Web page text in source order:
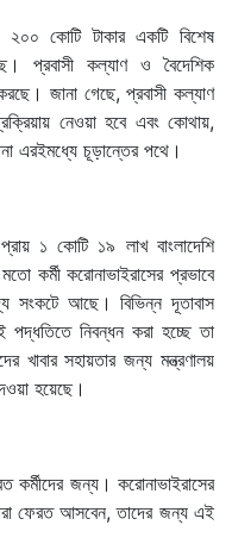
২০০ কোটি টাকার একটি বিশেষ
প্রবাসী কল্যাণ ও বৈদেশিক
জানা গেছে, প্রবাসী কল্যাণ
নেওয়া হবে এবং কোথায়,
এরইমধ্যে চূড়ান্তের পথে।
১ কোটি ১৯ লাখ বাংলাদেশি
কর্মী করোনাভাইরাসের প্রভাবে
সংকটে আছে। বিভিন্ন দূতাবাস
পদ্ধতিতে নিবন্ধন করা হচ্ছে তা
খাবার সহায়তার জন্য মন্ত্রণালয়
হয়েছে।
জন্য। করোনাভাইরাসের
ফেরত আসবেন, তাদের জন্য এই